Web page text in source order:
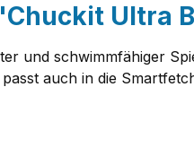
Ultra
und schwimmfähiger
auch in die